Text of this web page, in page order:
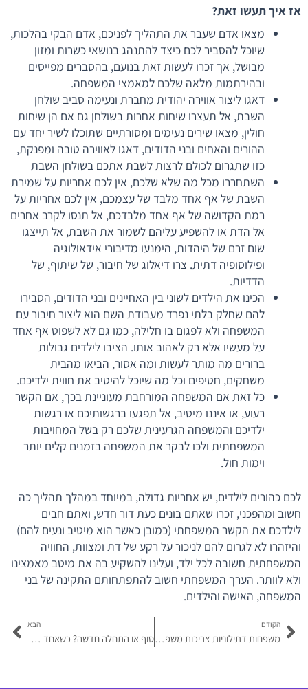
אז איך תעשו זאת?
מצאו אדם שעבר את התהליך לפניכם, אדם הבקי בהלכות,
שיוכל להסביר לכם כיצד להתנהג בנושאי כשרות ומזון
מבושל, אך זכרו לעשות זאת בנועם, בהסברים מפייסים
ובהירתמות מלאה שלכם למאמצי המשפחה.
דאגו ליצור אווירה יהודית מחברת ונעימה סביב שולחן
השבת, אל תעצרו שיחות אחרות בשולחן גם אם הן שיחות
חולין, מצאו שירים נעימים ומסורתיים שתוכלו לשיר יחד עם
ההורים והאחים ובני הדודים, דאגו לאווירה טובה ומפנקת,
כזו שתגרום לכולם לרצות לשבת אתכם בשולחן השבת
השתחררו מכל מה שלא שלכם, אין לכם אחריות על שמירת
השבת של אף אחד מלבד של עצמכם, אין לכם אחריות על
רמת הקדושה של אף אחד מלבדכם, אל תנסו לקרב אחרים
אל הדת או להשפיע עליהם לשמור את השבת, אל תייצגו
שום זרם של היהדות, הימנעו מדיבורי אידאולוגיה
ופילוסופיה דתית. צרו דיאלוג של חיבור, של שיתוף, של
הדדיות.
הכינו את הילדים לשוני בין האחיינים ובני הדודים, הסבירו
להם שחלק בלתי נפרד מעבודת השם הוא ליצור חיבור עם
המשפחה ולא לפגום בו חלילה, כמו גם לא לשפוט אף אחד
על מעשיו אלא רק לאהוב אותו. הציבו לילדים גבולות
ברורים מה מותר לעשות ומה אסור, הביאו מהבית
משחקים, חטיפים וכל מה שיוכל להיטיב את חווית ילדיכם.
כל זאת אם המשפחה המורחבת מעוניינת בכך, אם הקשר
רעוע, או איננו מיטיב, אל תפגעו ברגשותיכם או רגשות
ילדיכם והמשפחה הגרעינית שלכם רק בשל המחויבות
המשפחתית ולכו לבקר את המשפחה בזמנים קלים יותר
וימות חול.
לכם כהורים לילדים, יש אחריות גדולה, במיוחד במהלך תהליך כה
חשוב ומהפכני, זכרו שאתם בונים כעת דור חדש, ואתם חבים
לילדכם את הקשר המשפחתי (כמובן כאשר הוא מיטיב ונעים להם)
והיזהרו לא לגרום להם לניכור על רקע של דת ומצוות, החוויה
המשפחתית חשובה לכל ילד, ועלינו להשקיע בה את מיטב מאמצינו
ולא לוותר. הערך המשפחתי חשוב להתפתחותם התקינה של בני
המשפחה, האישה והילדים.
קודם
הקודם
משפחות דתילוניות צריכות משפחה בלי תנאים
הבא
סוף או התחלה חדשה? כשאחד מבני הזוג חוזר בשאלה